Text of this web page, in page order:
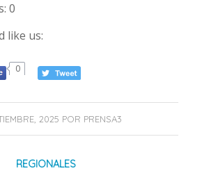
0
like us:
0
2025 POR PRENSA3
REGIONALES